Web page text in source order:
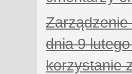
dnia 9
korzystanie